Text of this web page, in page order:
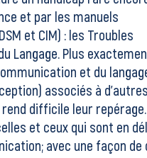
et par les manuels
DSM et CIM) : les Troubles
Langage. Plus
et du
associés à d’autres
difficile leur repérage.
et ceux qui sont en
avec une façon de